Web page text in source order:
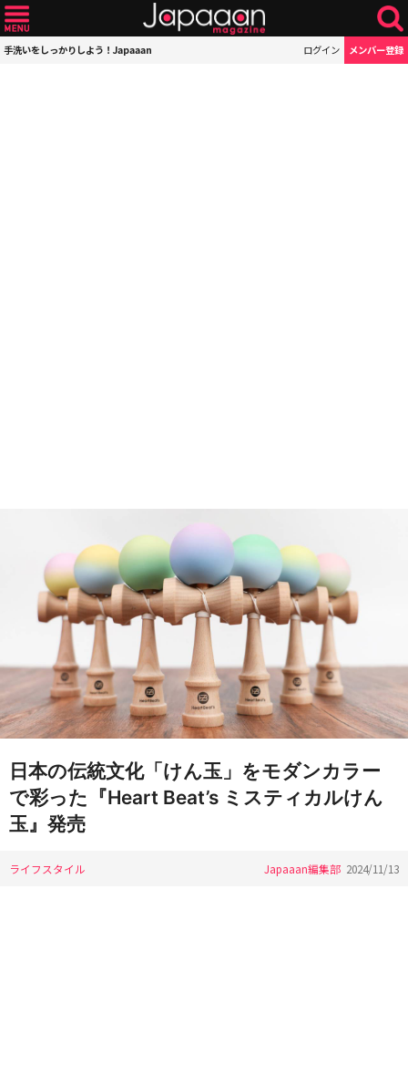
手洗いをしっかりしよう！Japaaan ログイン メンバー登録
日本の伝統文化「けん玉」をモダンカラー
で彩った『Heart Beat’s ミスティカルけん
玉』発売
ライフスタイル Japaaan編集部 2024/11/13